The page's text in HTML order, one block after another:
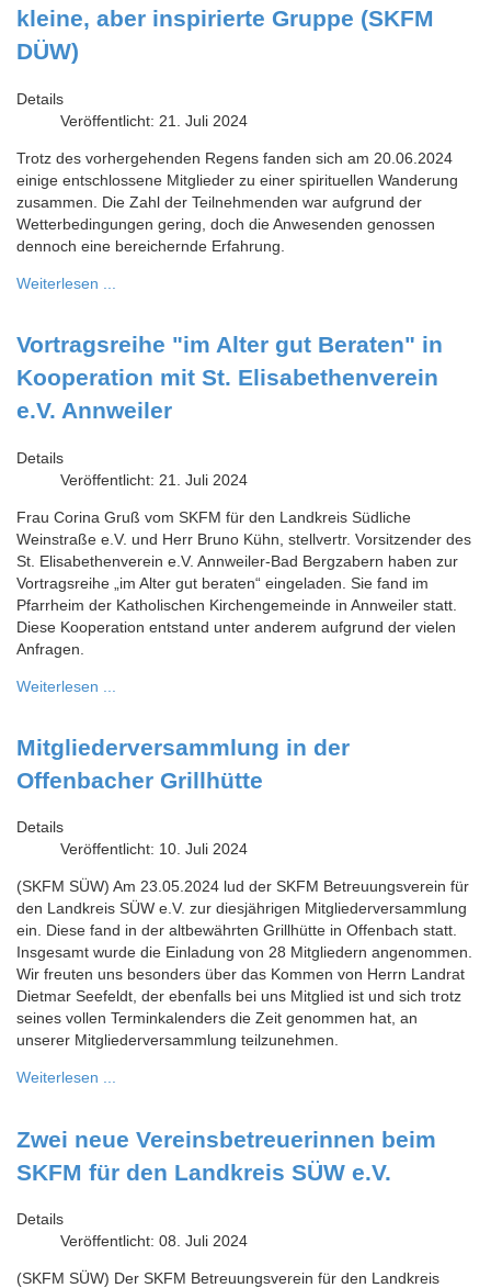
kleine, aber inspirierte Gruppe (SKFM
DÜW)
Details
Veröffentlicht: 21. Juli 2024
Trotz des vorhergehenden Regens fanden sich am 20.06.2024
einige entschlossene Mitglieder zu einer spirituellen Wanderung
zusammen. Die Zahl der Teilnehmenden war aufgrund der
Wetterbedingungen gering, doch die Anwesenden genossen
dennoch eine bereichernde Erfahrung.
Weiterlesen ...
Vortragsreihe "im Alter gut Beraten" in
Kooperation mit St. Elisabethenverein
e.V. Annweiler
Details
Veröffentlicht: 21. Juli 2024
Frau Corina Gruß vom SKFM für den Landkreis Südliche
Weinstraße e.V. und Herr Bruno Kühn, stellvertr. Vorsitzender des
St. Elisabethenverein e.V. Annweiler-Bad Bergzabern haben zur
Vortragsreihe „im Alter gut beraten“ eingeladen. Sie fand im
Pfarrheim der Katholischen Kirchengemeinde in Annweiler statt.
Diese Kooperation entstand unter anderem aufgrund der vielen
Anfragen.
Weiterlesen ...
Mitgliederversammlung in der
Offenbacher Grillhütte
Details
Veröffentlicht: 10. Juli 2024
(SKFM SÜW) Am 23.05.2024 lud der SKFM Betreuungsverein für
den Landkreis SÜW e.V. zur diesjährigen Mitgliederversammlung
ein. Diese fand in der altbewährten Grillhütte in Offenbach statt.
Insgesamt wurde die Einladung von 28 Mitgliedern angenommen.
Wir freuten uns besonders über das Kommen von Herrn Landrat
Dietmar Seefeldt, der ebenfalls bei uns Mitglied ist und sich trotz
seines vollen Terminkalenders die Zeit genommen hat, an
unserer Mitgliederversammlung teilzunehmen.
Weiterlesen ...
Zwei neue Vereinsbetreuerinnen beim
SKFM für den Landkreis SÜW e.V.
Details
Veröffentlicht: 08. Juli 2024
(SKFM SÜW) Der SKFM Betreuungsverein für den Landkreis